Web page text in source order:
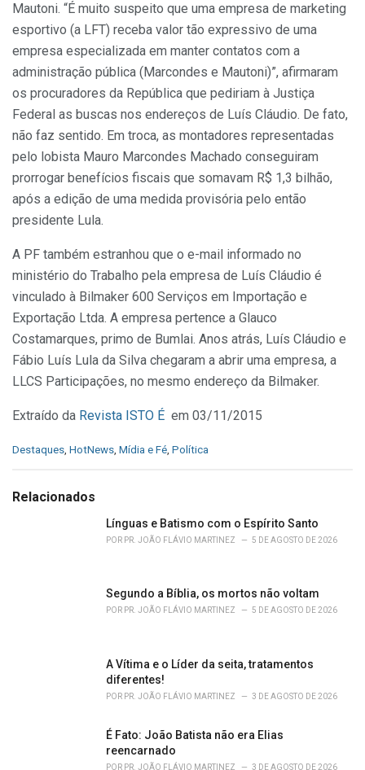
Mautoni. “É muito suspeito que uma empresa de marketing
esportivo (a LFT) receba valor tão expressivo de uma
empresa especializada em manter contatos com a
administração pública (Marcondes e Mautoni)”, afirmaram
os procuradores da República que pediriam à Justiça
Federal as buscas nos endereços de Luís Cláudio. De fato,
não faz sentido. Em troca, as montadores representadas
pelo lobista Mauro Marcondes Machado conseguiram
prorrogar benefícios fiscais que somavam R$ 1,3 bilhão,
após a edição de uma medida provisória pelo então
presidente Lula.
A PF também estranhou que o e-mail informado no
ministério do Trabalho pela empresa de Luís Cláudio é
vinculado à Bilmaker 600 Serviços em Importação e
Exportação Ltda. A empresa pertence a Glauco
Costamarques, primo de Bumlai. Anos atrás, Luís Cláudio e
Fábio Luís Lula da Silva chegaram a abrir uma empresa, a
LLCS Participações, no mesmo endereço da Bilmaker.
Extraído da Revista ISTO É em 03/11/2015
C
e
Destaques, HotNews, Mídia e Fé, Política
Relacionados
Línguas e Batismo com o Espírito Santo
POR PR. JOÃO FLÁVIO MARTINEZ 5 DE AGOSTO DE 2026
Segundo a Bíblia, os mortos não voltam
POR PR. JOÃO FLÁVIO MARTINEZ 5 DE AGOSTO DE 2026
A Vítima e o Líder da seita, tratamentos
diferentes!
POR PR. JOÃO FLÁVIO MARTINEZ 3 DE AGOSTO DE 2026
É Fato: João Batista não era Elias
reencarnado
POR PR. JOÃO FLÁVIO MARTINEZ 3 DE AGOSTO DE 2026